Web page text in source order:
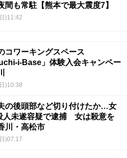
間も常駐【熊本で最大震度7】
)11:42
コワーキングスペース
i-Base」体験入会キャンペー
)10:38
の後頭部など切り付けたか…女
人未遂容疑で逮捕 女は殺意を
・高松市
)07:17